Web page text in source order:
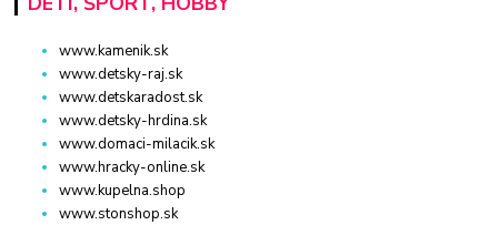
www.kamenik.sk
www.detsky-raj.sk
www.detskaradost.sk
www.detsky-hrdina.sk
www.domaci-milacik.sk
www.hracky-online.sk
www.kupelna.shop
www.stonshop.sk